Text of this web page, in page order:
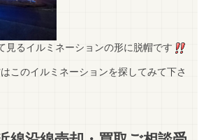
見るイルミネーションの形に脱帽です
このイルミネーションを探してみて下さ